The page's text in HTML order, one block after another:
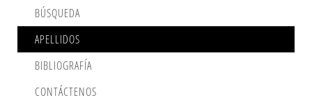
BÚSQUEDA
APELLIDOS
BIBLIOGRAFÍA
CONTÁCTENOS